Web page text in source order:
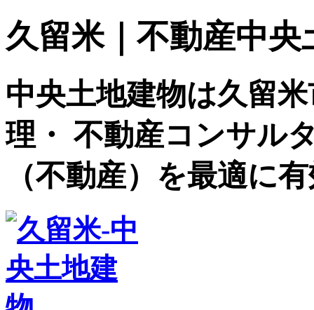
久留米｜不動産中
中央土地建物は久留
理・ 不動産コンサル
（不動産）を最適に